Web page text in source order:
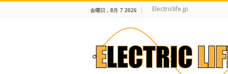
金曜日 , 8月 7 2026 Electriclife.jp